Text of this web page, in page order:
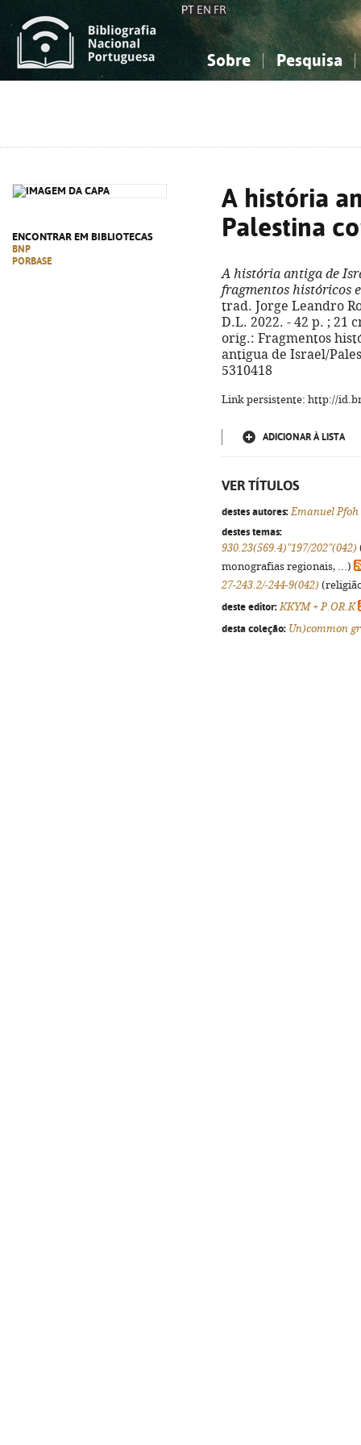
PT EN FR
Sobre Pesquisa
ENCONTRAR EM BIBLIOTECAS
BNP
PORBASE
A história
Palestina
A história antiga de
fragmentos históricos
trad. Jorge Leandro
D.L. 2022. - 42 p. ; 21
orig.: Fragmentos
antigua de Israel/
5310418
Link persistente: http://
ADICIONAR À LISTA
VER TÍTULOS
destes autores: Emanuel Pfoh
destes temas:
930.23(569.4)"197/202"(042)
monografias regionais, ...)
27-243.2/-244-9(042)
deste editor: KKYM + P.OR.K
desta coleção: Un)common